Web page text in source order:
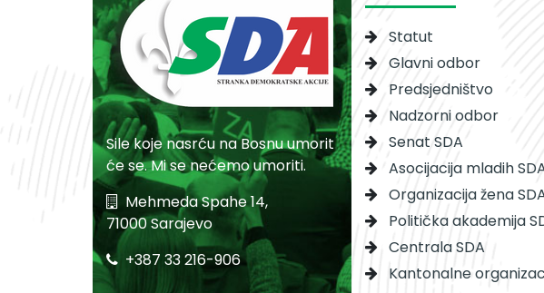
Sile koje nasrću na Bosnu umorit
će se. Mi se nećemo umoriti.
Mehmeda Spahe 14,
71000 Sarajevo
+387 33 216-906
Statut
Glavni odbor
Predsjedništvo
Nadzorni odbor
Senat SDA
Asocijacija mladih
Organizacija žena
Politička akademija
Centrala SDA
Kantonalne